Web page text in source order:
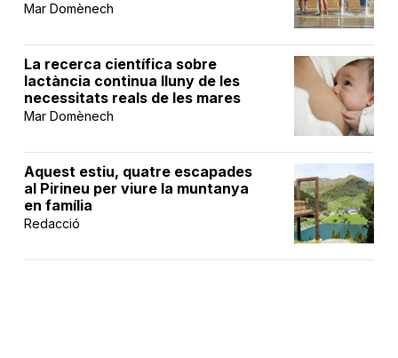
Mar Domènech
La recerca científica sobre
lactància continua lluny de les
necessitats reals de les mares
Mar Domènech
Aquest estiu, quatre escapades
al Pirineu per viure la muntanya
en família
Redacció